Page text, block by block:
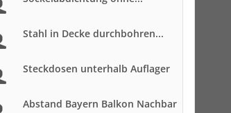
Stahl in Decke durchbohren...
Steckdosen unterhalb Auflager
Abstand Bayern Balkon Nachbar